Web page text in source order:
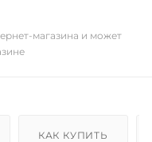
магазина и может
КАК КУПИТЬ